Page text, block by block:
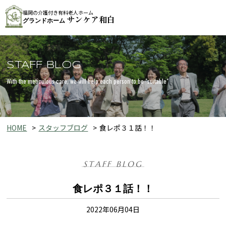
福岡の介護付き有料老人ホーム
グランドホーム サンケア和白
STAFF BLOG
With the meticulous care, we will help each person to be "suitable"
HOME スタッフブログ 食レポ３１話！！
STAFF BLOG
食レポ３１話！！
2022年06月04日